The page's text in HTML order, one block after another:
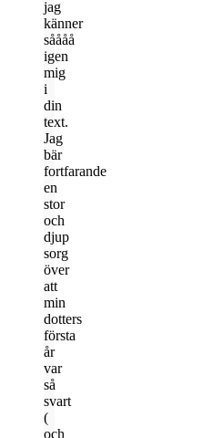
jag
känner
såååå
igen
mig
i
din
text.
Jag
bär
fortfarande
en
stor
och
djup
sorg
över
att
min
dotters
första
år
var
så
svart
(
och